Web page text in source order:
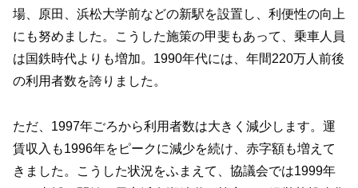
場、原田、浜松大学前などの新駅を設置し、利便性の向上
にも努めました。こうした施策の甲斐もあって、乗車人員
は国鉄時代よりも増加。1990年代には、年間220万人前後
の利用者数を誇りました。
ただ、1997年ごろから利用者数は大きく減少します。運
賃収入も1996年をピークに減少を続け、赤字額も増えて
きました。こうした状況をふまえて、協議会では1999年